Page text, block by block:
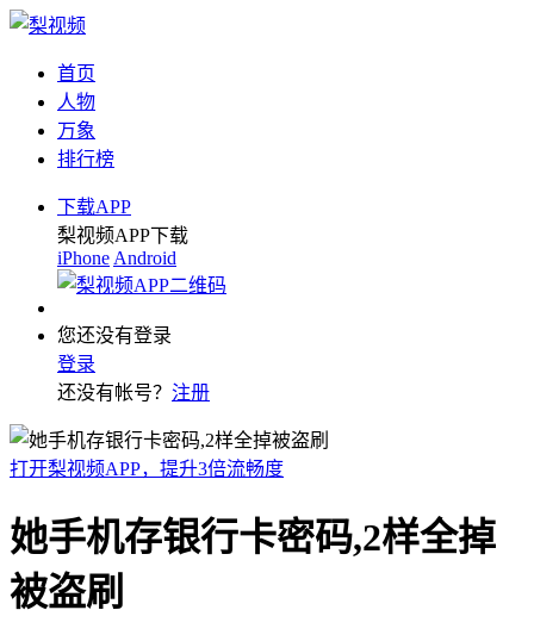
首页
人物
万象
排行榜
下载APP
梨视频APP下载
iPhone Android
您还没有登录
登录
还没有帐号？ 注册
打开梨视频APP，提升3倍流畅度
她手机存银行卡密码,2样全掉
被盗刷